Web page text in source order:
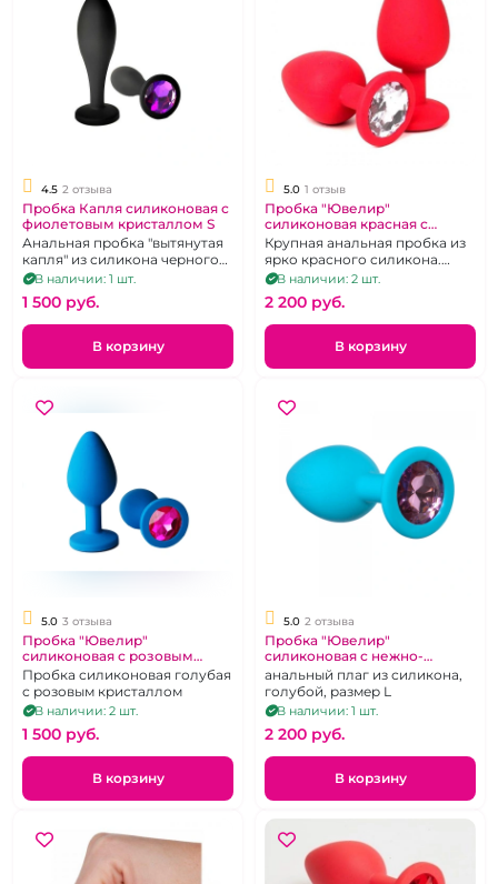
4.5 2 отзыва
Пробка Капля силиконовая с
фиолетовым кристаллом S
Анальная пробка "вытянутая
капля" из силикона черного
цвета с фиолетовым
кристаллом. Размер S.
В наличии: 1 шт.
1 500 pуб.
В корзину
5.0 1 отзыв
Пробка "Ювелир"
силиконовая красная с
белым кристаллом.
Крупная анальная пробка из
ярко красного силикона.
Размер L
В наличии: 2 шт.
2 200 pуб.
В корзину
5.0 3 отзыва
Пробка "Ювелир"
силиконовая с розовым
кристаллом S
Пробка силиконовая голубая
с розовым кристаллом
В наличии: 2 шт.
1 500 pуб.
В корзину
5.0 2 отзыва
Пробка "Ювелир"
силиконовая с нежно-
розовым кристаллом
анальный плаг из силикона,
голубой, размер L
В наличии: 1 шт.
2 200 pуб.
В корзину